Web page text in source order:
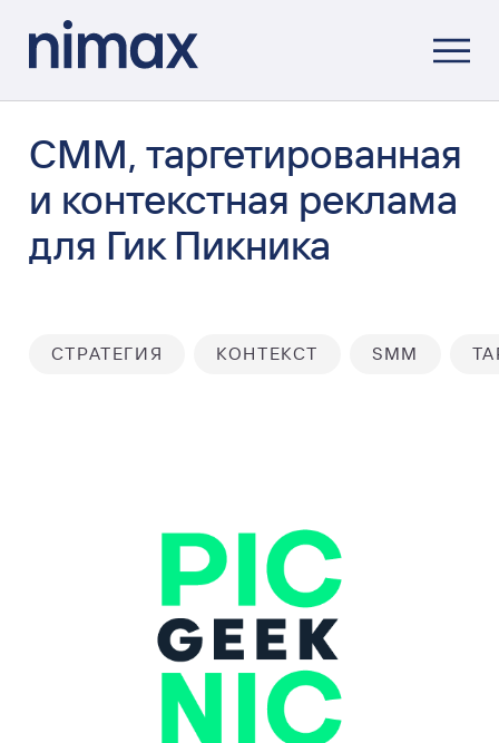
CMM, таргетированная
и контекстная реклама
для Гик Пикника
СТРАТЕГИЯ КОНТЕКСТ SMM